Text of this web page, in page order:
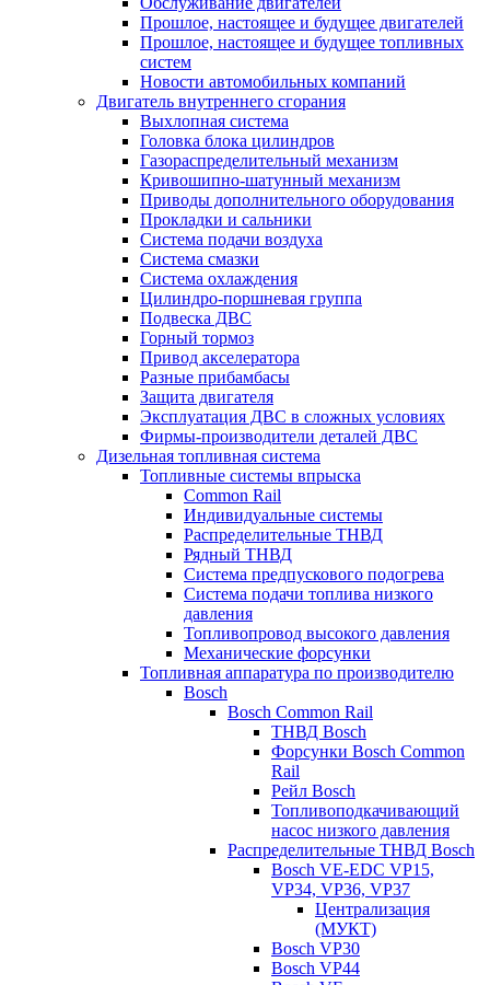
Прошлое, настоящее и будущее двигателей
Прошлое, настоящее и будущее топливных
систем
Новости автомобильных компаний
Двигатель внутреннего сгорания
Выхлопная система
Головка блока цилиндров
Газораспределительный механизм
Кривошипно-шатунный механизм
Приводы дополнительного оборудования
Прокладки и сальники
Система подачи воздуха
Система смазки
Система охлаждения
Цилиндро-поршневая группа
Подвеска ДВС
Горный тормоз
Привод акселератора
Разные прибамбасы
Защита двигателя
Эксплуатация ДВС в сложных условиях
Фирмы-производители деталей ДВС
Дизельная топливная система
Топливные системы впрыска
Common Rail
Индивидуальные системы
Распределительные ТНВД
Рядный ТНВД
Система предпускового подогрева
Система подачи топлива низкого
давления
Топливопровод высокого давления
Механические форсунки
Топливная аппаратура по производителю
Bosch
Bosch Common Rail
ТНВД Bosch
Форсунки Bosch Common
Rail
Рейл Bosch
Топливоподкачивающий
насос низкого давления
Распределительные ТНВД Bosch
Bosch VE-EDC VP15,
VP34, VP36, VP37
Централизация
(МУКТ)
Bosch VP30
Bosch VP44